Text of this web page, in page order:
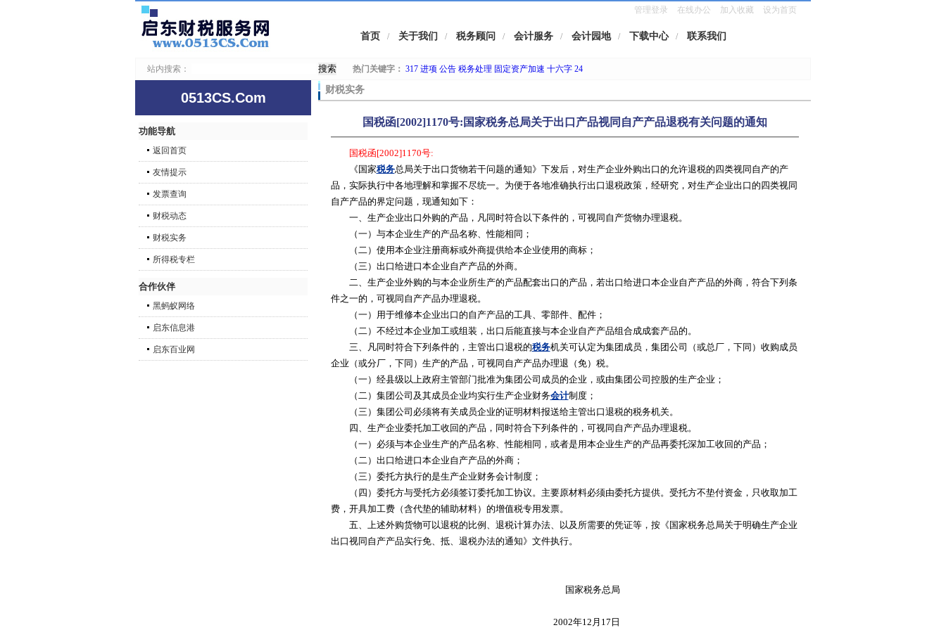
管理登录 在线办公 加入收藏 设为首页
首页 / 关于我们 / 税务顾问 / 会计服务 / 会计园地 / 下载中心 / 联系我们
站内搜索： 热门关键字： 317 进项 公告 税务处理 固定资产加速 十六字 24
0513CS.Com
功能导航
返回首页
友情提示
发票查询
财税动态
财税实务
所得税专栏
合作伙伴
黑蚂蚁网络
启东信息港
启东百业网
财税实务
国税函[2002]1170号:国家税务总局关于出口产品视同自产产品退税有关问题的通知
国税函[2002]1170号:
《国家税务总局关于出口货物若干问题的通知》下发后，对生产企业外购出口的允许退税的四类视同自产的产
品，实际执行中各地理解和掌握不尽统一。为便于各地准确执行出口退税政策，经研究，对生产企业出口的四类视同
自产产品的界定问题，现通知如下：
一、生产企业出口外购的产品，凡同时符合以下条件的，可视同自产货物办理退税。
（一）与本企业生产的产品名称、性能相同；
（二）使用本企业注册商标或外商提供给本企业使用的商标；
（三）出口给进口本企业自产产品的外商。
二、生产企业外购的与本企业所生产的产品配套出口的产品，若出口给进口本企业自产产品的外商，符合下列条
件之一的，可视同自产产品办理退税。
（一）用于维修本企业出口的自产产品的工具、零部件、配件；
（二）不经过本企业加工或组装，出口后能直接与本企业自产产品组合成成套产品的。
三、凡同时符合下列条件的，主管出口退税的税务机关可认定为集团成员，集团公司（或总厂，下同）收购成员
企业（或分厂，下同）生产的产品，可视同自产产品办理退（免）税。
（一）经县级以上政府主管部门批准为集团公司成员的企业，或由集团公司控股的生产企业；
（二）集团公司及其成员企业均实行生产企业财务会计制度；
（三）集团公司必须将有关成员企业的证明材料报送给主管出口退税的税务机关。
四、生产企业委托加工收回的产品，同时符合下列条件的，可视同自产产品办理退税。
（一）必须与本企业生产的产品名称、性能相同，或者是用本企业生产的产品再委托深加工收回的产品；
（二）出口给进口本企业自产产品的外商；
（三）委托方执行的是生产企业财务会计制度；
（四）委托方与受托方必须签订委托加工协议。主要原材料必须由委托方提供。受托方不垫付资金，只收取加工
费，开具加工费（含代垫的辅助材料）的增值税专用发票。
五、上述外购货物可以退税的比例、退税计算办法、以及所需要的凭证等，按《国家税务总局关于明确生产企业
出口视同自产产品实行免、抵、退税办法的通知》文件执行。
国家税务总局
2002年12月17日